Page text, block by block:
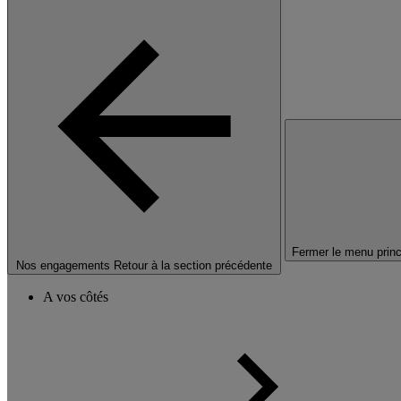
Nos engagements Retour à la section précédente
Fermer le menu
A vos côtés